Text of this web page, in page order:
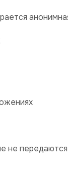
не